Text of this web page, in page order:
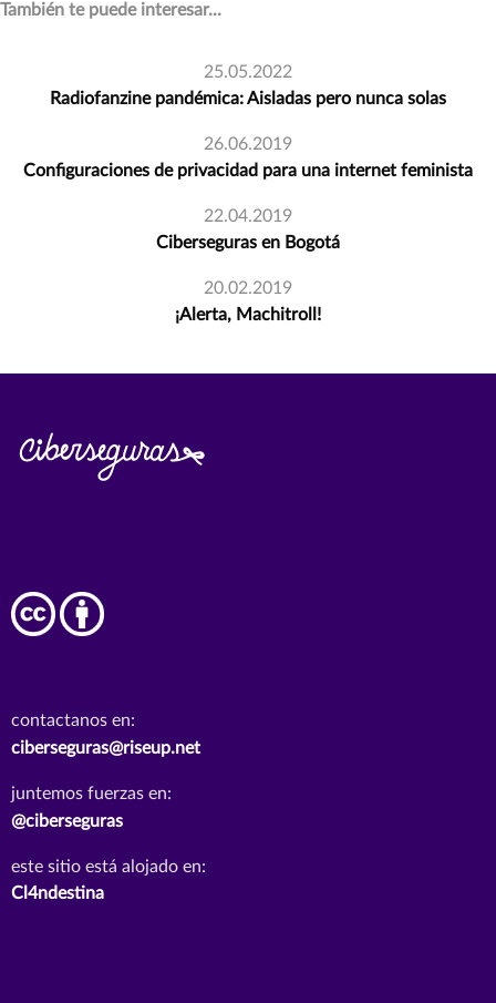
También te puede interesar...
25.05.2022
Radiofanzine pandémica: Aisladas pero nunca solas
26.06.2019
Configuraciones de privacidad para una internet feminista
22.04.2019
Ciberseguras en Bogotá
20.02.2019
¡Alerta, Machitroll!
contactanos en:
ciberseguras@riseup.net
juntemos fuerzas en:
@ciberseguras
este sitio está alojado en:
Cl4ndestina